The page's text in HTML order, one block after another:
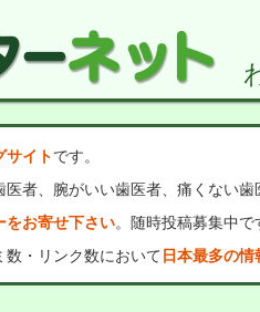
サイトです。
者、腕がいい歯医者、痛くない
をお寄せ下さい。随時投稿募集中で
・リンク数において 日本最多の情